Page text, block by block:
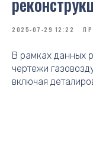
2025-07-29 12:22
В рамках данных
чертежи
включая